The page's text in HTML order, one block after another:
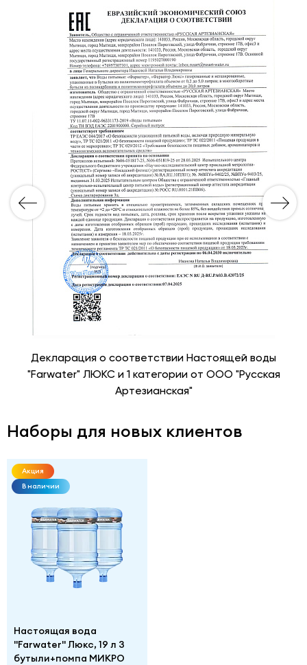
Декларация о соответствии Настоящей воды
"Farwater" ЛЮКС и 1 категории от ООО "Русская
Артезианская"
Наборы для новых клиентов
Акция
В наличии
Настоящая вода
"Farwater" Люкс, 19 л 3
бутыли+помпа МИКРО